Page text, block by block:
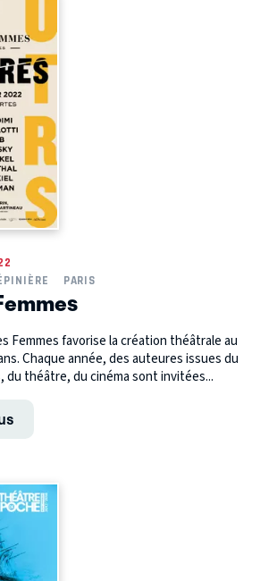
PARIS
Femmes favorise la création théâtrale au
Chaque année, des auteures issues du
du théâtre, du cinéma sont invitées...